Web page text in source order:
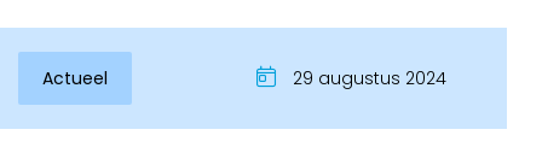
Actueel 29 augustus 2024